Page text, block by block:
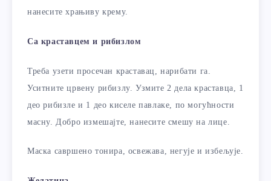
нанесите храњиву крему.
Са краставцем и рибизлом
Треба узети просечан краставац, нарибати га.
Уситните црвену рибизлу. Узмите 2 дела краставца, 1
део рибизле и 1 део киселе павлаке, по могућности
масну. Добро измешајте, нанесите смешу на лице.
Маска савршено тонира, освежава, негује и избељује.